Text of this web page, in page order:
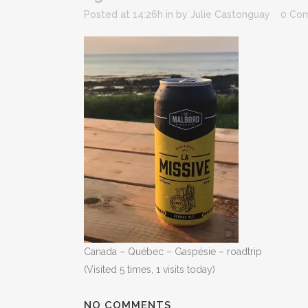
Posted at 14:26h in by Julie Castonguay 0
Canada – Québec – Gaspésie – roadtrip
(Visited 5 times, 1 visits today)
NO COMMENTS